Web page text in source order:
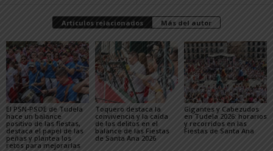
Artículos relacionados Más del autor
El PSN-PSOE de Tudela
hace un balance
positivo de las fiestas,
destaca el papel de las
peñas y plantea los
retos para mejorarlas
Toquero destaca la
convivencia y la caída
de los delitos en el
balance de las Fiestas
de Santa Ana 2026
Gigantes y Cabezudos
en Tudela 2026: horarios
y recorridos en las
Fiestas de Santa Ana